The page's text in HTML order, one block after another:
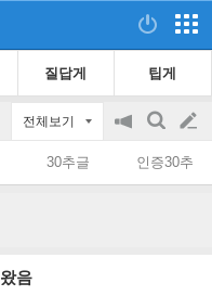
질답게 팁게
전체보기
공
on/off
검
색
글
쓰
30추글 인증30추
음